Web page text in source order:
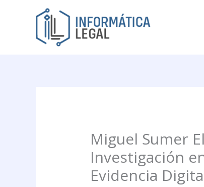
Miguel Sumer
Investigación
Evidencia